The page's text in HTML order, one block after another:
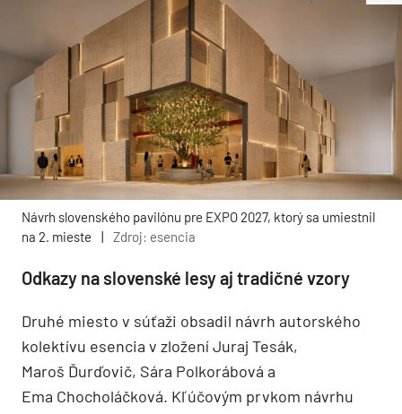
Návrh slovenského pavilónu pre EXPO 2027, ktorý sa umiestnil
na 2. mieste
| Zdroj: esencia
Odkazy na slovenské lesy aj tradičné vzory
Druhé miesto v súťaži obsadil návrh autorského
kolektívu esencia v zložení Juraj Tesák,
Maroš Ďurďovič, Sára Polkorábová a
Ema Chocholáčková. Kľúčovým prvkom návrhu